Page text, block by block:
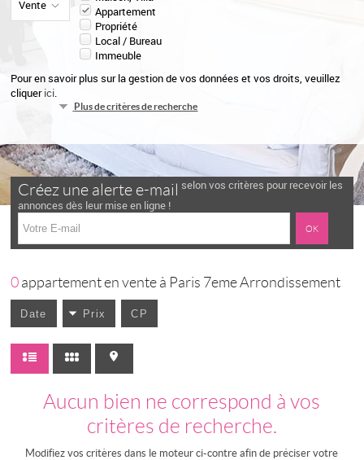
Vente
Appartement
Propriété
Local / Bureau
Immeuble
Pour en savoir plus sur la gestion de vos données et vos droits, veuillez
cliquerici.
Plus de critères de recherche
Créez une alerte e-mail selon vos critères pour recevoir les
annonces dès leur mise en ligne !
0 appartement en vente à Paris 7eme Arrondissement
Date Prix CP
Aucun bien ne correspond à vos
critères de recherche.
Modifiez vos critères dans le moteur ci-contre afin de préciser votre